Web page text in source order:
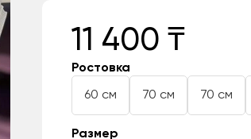
11 400 ₸
Ростовка
60 см 70 см 70 см
Размер